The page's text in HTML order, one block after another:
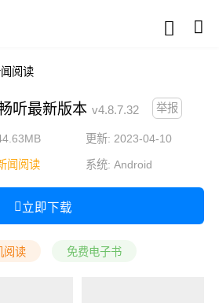
阅读
听最新版本 v4.8.7.32 举报
更新: 2023-04-10
闻阅读 系统:Android
立即下载
阅读 免费电子书